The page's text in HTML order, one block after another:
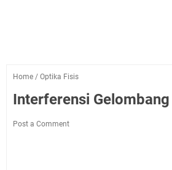
Home / Optika Fisis
Interferensi Gelombang
Post a Comment